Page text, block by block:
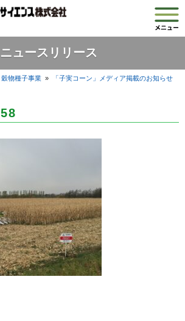
ニュースリリース
物種子事業 »
「子実コーン」メディア掲載のお知らせ